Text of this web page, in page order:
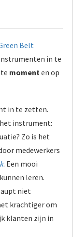
Belt
in te
moment en op
in te zetten.
instrument:
Zo is het
medewerkers
. Een mooi
leren.
niet
krachtiger om
klanten zijn in